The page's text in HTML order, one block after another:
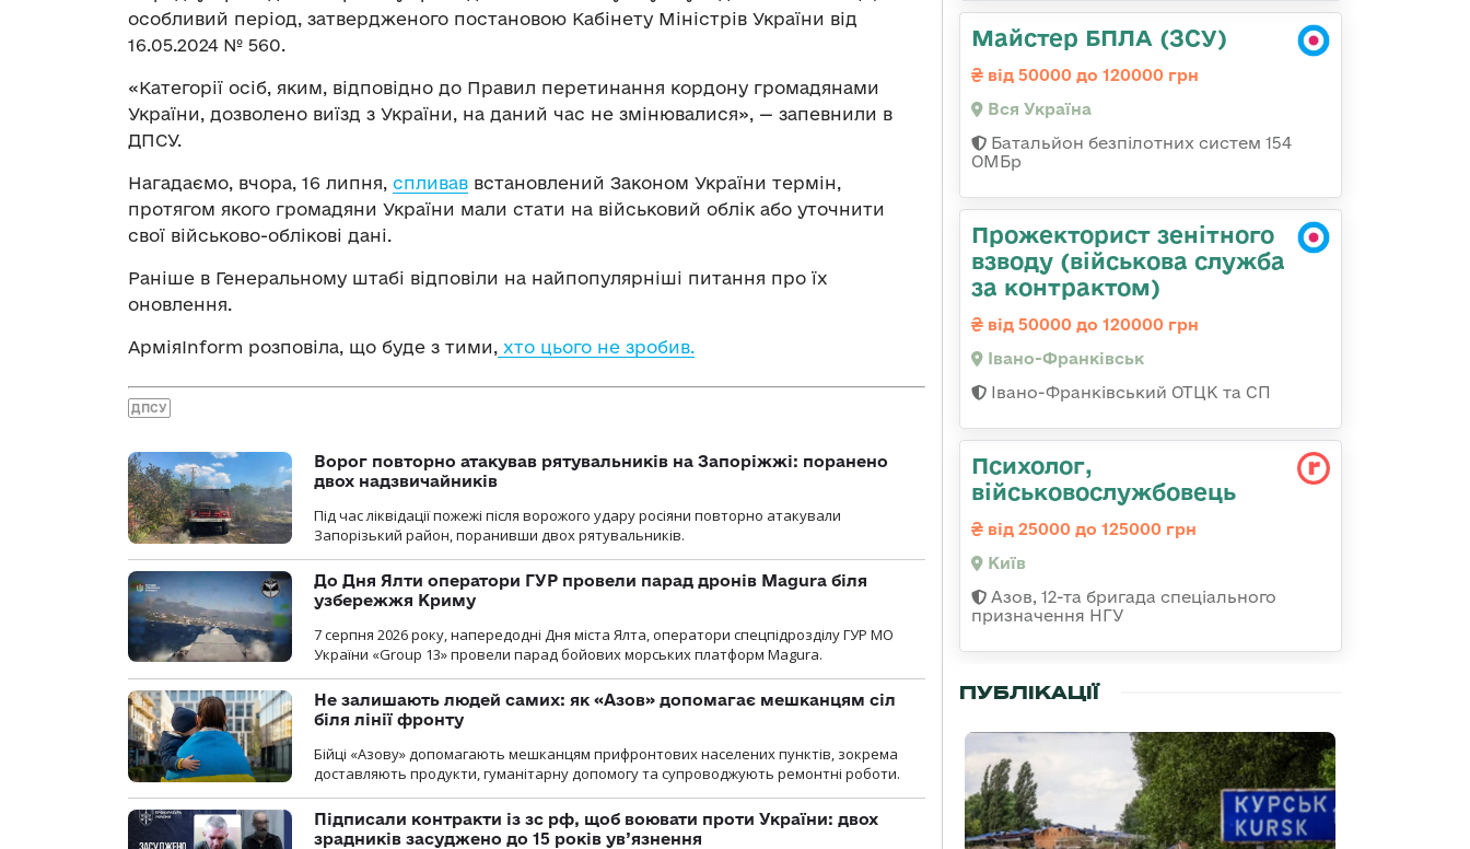
особливий період, затвердженого постановою Кабінету Міністрів України від
16.05.2024 № 560.
«Категорії осіб, яким, відповідно до Правил перетинання кордону громадянами
України, дозволено виїзд з України, на даний час не змінювалися», — запевнили в
ДПСУ.
Нагадаємо, вчора, 16 липня, спливав встановлений Законом України термін,
протягом якого громадяни України мали стати на військовий облік або уточнити
свої військово-облікові дані.
Раніше в Генеральному штабі відповіли на найпопулярніші питання про їх
оновлення.
АрміяInform розповіла, що буде з тими, хто цього не зробив.
ДПСУ
Ворог повторно атакував рятувальників на Запоріжжі: поранено
двох надзвичайників
Під час ліквідації пожежі після ворожого удару росіяни повторно атакували
Запорізький район, поранивши двох рятувальників.
До Дня Ялти оператори ГУР провели парад дронів Magura біля
узбережжя Криму
7 серпня 2026 року, напередодні Дня міста Ялта, оператори спецпідрозділу ГУР МО
України «Group 13» провели парад бойових морських платформ Magura.
Не залишають людей самих: як «Азов» допомагає мешканцям сіл
біля лінії фронту
Бійці «Азову» допомагають мешканцям прифронтових населених пунктів, зокрема
доставляють продукти, гуманітарну допомогу та супроводжують ремонтні роботи.
Підписали контракти із зс рф, щоб воювати проти України: двох
зрадників засуджено до 15 років ув’язнення
Майстер БПЛА (ЗСУ)
від 50000 до 120000 грн
Вся Україна
Батальйон безпілотних систем 154
ОМБр
Прожекторист зенітного
взводу (військова служба
за контрактом)
від 50000 до 120000 грн
Івано-Франківськ
Івано-Франківський ОТЦК та СП
Психолог,
військовослужбовець
від 25000 до 125000 грн
Київ
Азов, 12-та бригада спеціального
призначення НГУ
ПУБЛІКАЦІЇ